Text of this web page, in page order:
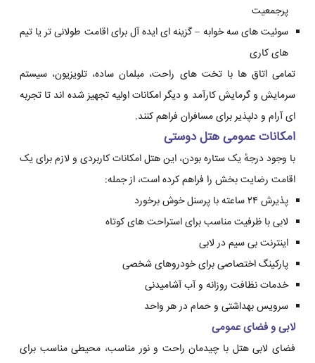
پرجمعیت
سوئیت های سه خوابه – گزینه ای ایده آل برای اقامت طولانی تر یا تیم
های کاری
تمامی اتاق ها با تخت های راحت، مبلمان ساده، تلویزیون، سیستم
سرمایش و گرمایش کارآمد و دیگر امکانات اولیه تجهیز شده اند تا تجربه
ای آرام و دلپذیر برای مسافران فراهم کنند.
امکانات عمومی هتل دوستی
با وجود درجهٔ یک ستاره بودن، این هتل امکانات کاربردی و لازم برای یک
اقامت رضایت بخش را فراهم کرده است، از جمله:
پذیرش ۲۴ ساعته با پرسنل خوش برخورد
لابی با ظرفیت مناسب برای استراحت های کوتاه
اینترنت بی سیم در لابی
پارکینگ اختصاصی برای خودروهای شخصی
خدمات نظافت روزانه و آب آشامیدنی
سرویس بهداشتی و حمام در هر واحد
لابی و فضای عمومی
فضای لابی هتل با چیدمان راحت و نور مناسب، محیطی مناسب برای